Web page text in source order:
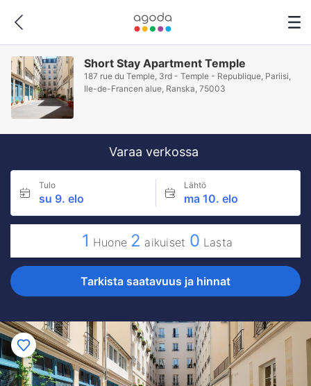
Short Stay Apartment Temple
187 rue du Temple, 3rd - Temple - Republique, Pariisi,
Ile-de-Francen alue, Ranska, 75003
Varaa verkossa
Tulo
su 9. elo
Lähtö
ma 10. elo
1 Huone 2 aikuiset 0 Lasta
Tarkista saatavuus ja hinnat